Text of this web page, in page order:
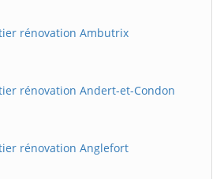
rénovation Ambutrix
rénovation Andert-et-Condon
rénovation Anglefort